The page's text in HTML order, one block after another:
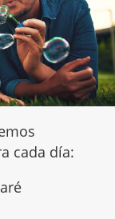
cada día: